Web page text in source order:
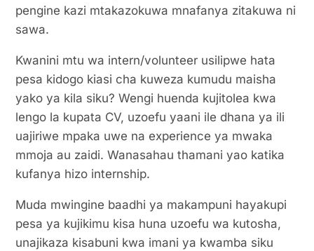
pengine kazi mtakazokuwa mnafanya zitakuwa ni
sawa.
Kwanini mtu wa intern/volunteer usilipwe hata
pesa kidogo kiasi cha kuweza kumudu maisha
yako ya kila siku? Wengi huenda kujitolea kwa
lengo la kupata CV, uzoefu yaani ile dhana ya ili
uajiriwe mpaka uwe na experience ya mwaka
mmoja au zaidi. Wanasahau thamani yao katika
kufanya hizo internship.
Muda mwingine baadhi ya makampuni hayakupi
pesa ya kujikimu kisa huna uzoefu wa kutosha,
unajikaza kisabuni kwa imani ya kwamba siku